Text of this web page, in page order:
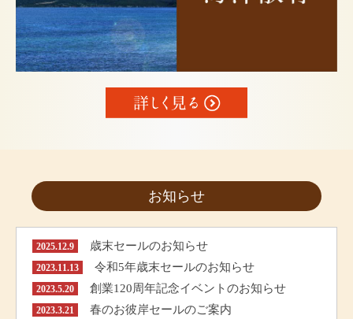
お知らせ
2025.12.9 歳末セールのお知らせ
2023.11.13 令和5年歳末セールのお知らせ
2023.5.20 創業120周年記念イベントのお知らせ
2023.3.21 春のお彼岸セールのご案内